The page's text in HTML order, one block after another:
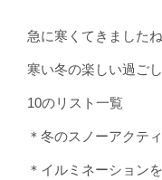
急に寒くてきましたね
寒い冬の楽しい過ご
10のリスト一覧
＊冬のスノーアクテ
＊イルミネーション